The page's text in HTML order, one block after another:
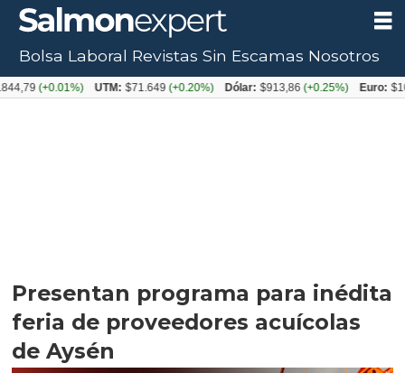
Presentan programa para inédita
feria de proveedores acuícolas
de Aysén
Bolsa Laboral Revistas Sin Escamas Nosotros
UTM: $71.649(+0.20%) Dólar: $913,86(+0.25%) Euro: $1053,08